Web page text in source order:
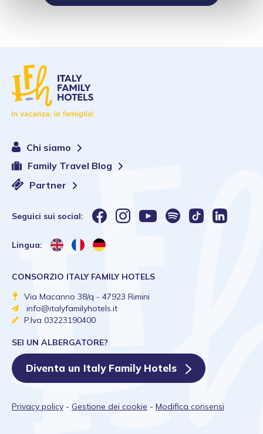
Chi siamo
Family Travel Blog
Partner
Seguici sui social:
Lingua:
CONSORZIO ITALY FAMILY HOTELS
Via Macanno 38/q - 47923 Rimini
info@italyfamilyhotels.it
P.Iva 03223190400
SEI UN ALBERGATORE?
Diventa un Italy Family Hotels
Privacy policy - Gestione dei cookie - Modifica consensi